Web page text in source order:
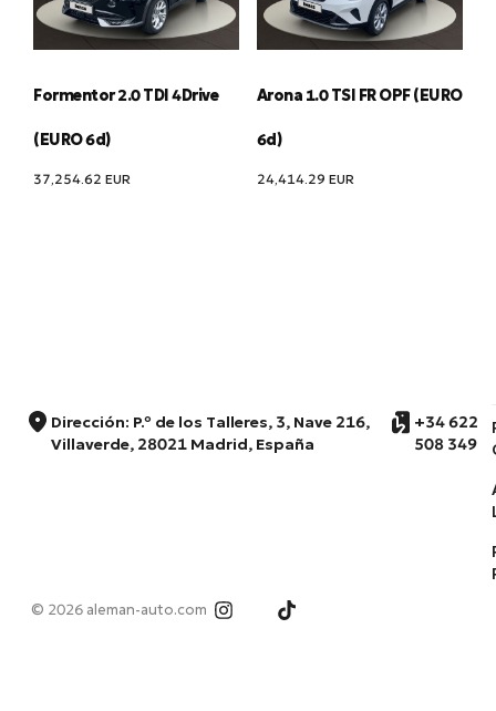
Formentor 2.0 TDI 4Drive
(EURO 6d)
37,254.62 EUR
Arona 1.0 TSI FR OPF (EURO
6d)
24,414.29 EUR
Dirección: P.º de los Talleres, 3, Nave 216,
Villaverde, 28021 Madrid, España
+34 622
508 349
© 2026 aleman-auto.com